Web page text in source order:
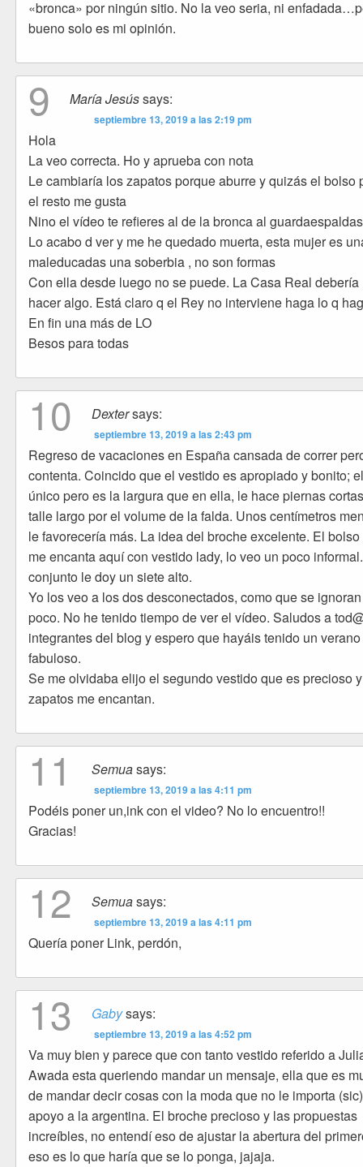
«bronca» por ningún sitio. No la veo seria, ni
bueno solo es mi opinión.
9 María Jesússays:
septiembre 13, 2019 a las 2:19 pm
Hola
La veo correcta. Ho y aprueba con nota
Le cambiaría los zapatos porque aburre y quizás el bolso
el resto me gusta
Nino el vídeo te refieres al de la bronca al
Lo acabo d ver y me he quedado muerta, esta mujer es
maleducadas una soberbia , no son formas
Con ella desde luego no se puede. La Casa Real debería
hacer algo. Está claro q el Rey no interviene haga lo q
En fin una más de LO
Besos para todas
10 Dextersays:
septiembre 13, 2019 a las 2:43 pm
Regreso de vacaciones en España cansada de correr
contenta. Coincido que el vestido es apropiado y bonito;
único pero es la largura que en ella, le hace piernas
talle largo por el volume de la falda. Unos centímetros
le favorecería más. La idea del broche excelente. El
me encanta aquí con vestido lady, lo veo un poco
conjunto le doy un siete alto.
Yo los veo a los dos desconectados, como que se
poco. No he tenido tiempo de ver el vídeo. Saludos a
integrantes del blog y espero que hayáis tenido un verano
fabuloso.
Se me olvidaba elijo el segundo vestido que es precioso
zapatos me encantan.
11 Semuasays:
septiembre 13, 2019 a las 4:11 pm
Podéis poner un,ink con el video? No lo encuentro!!
Gracias!
12 Semuasays:
septiembre 13, 2019 a las 4:11 pm
Quería poner Link, perdón,
13 Gabysays:
septiembre 13, 2019 a las 4:52 pm
Va muy bien y parece que con tanto vestido referido a
Awada esta queriendo mandar un mensaje, ella que es
de mandar decir cosas con la moda que no le importa
apoyo a la argentina. El broche precioso y las propuestas
increíbles, no entendí eso de ajustar la abertura del
eso es lo que haría que se lo ponga, jajaja.